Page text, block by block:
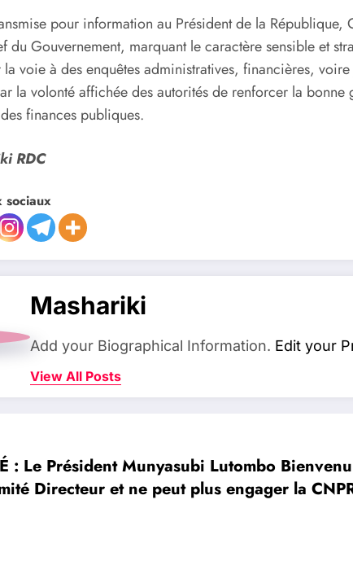
pour information au Président de la République,
du Gouvernement, marquant le caractère sensible et
voie à des enquêtes administratives, financières,
la volonté affichée des autorités de renforcer la bonne
finances publiques.
RDC
sociaux
Mashariki
Add your Biographical Information. Edit your
View All Posts
: Le Président Munyasubi Lutombo
Directeur et ne peut plus engager la